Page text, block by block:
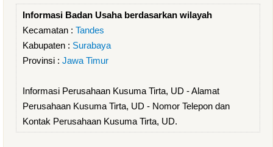
Informasi Badan Usaha berdasarkan wilayah
Kecamatan : Tandes
Kabupaten : Surabaya
Provinsi : Jawa Timur
Informasi Perusahaan Kusuma Tirta, UD - Alamat
Perusahaan Kusuma Tirta, UD - Nomor Telepon dan
Kontak Perusahaan Kusuma Tirta, UD.